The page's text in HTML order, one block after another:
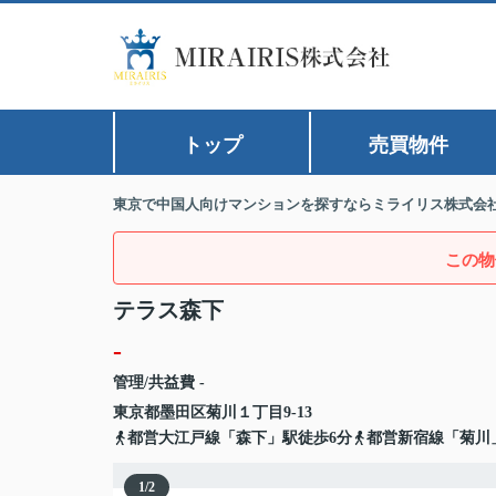
トップ 売買物件
東京で中国人向けマンションを探すならミライリス株式会
この
テラス森下
-
管理/共益費 -
東京都墨田区菊川 １丁目9-13
都営大江戸線「森下」駅徒歩6分
都営新宿線「菊川
1/2